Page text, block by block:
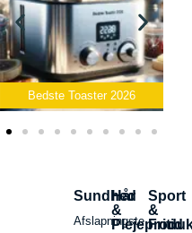
Bedste Toaster 2026
Sundhed
Afslapningste
Hår
&
Sport
&
Fritid